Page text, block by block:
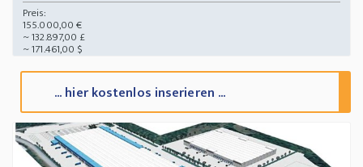
Preis:
155.000,00 €
~ 132.897,00 £
~ 171.461,00 $
... hier kostenlos inserieren ...